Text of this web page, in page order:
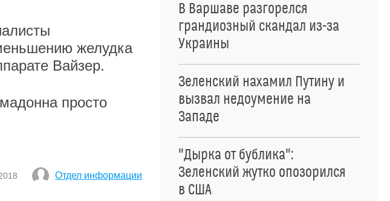
желудка
Вайзер.
просто
Отдел информации
В Варшаве разгорелся
грандиозный скандал из-за
Украины
Зеленский нахамил Путину и
вызвал недоумение на
Западе
"Дырка от бублика":
Зеленский жутко опозорился
в США